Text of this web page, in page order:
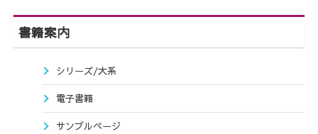
書籍案内
シリーズ/大系
電子書籍
サンプルページ